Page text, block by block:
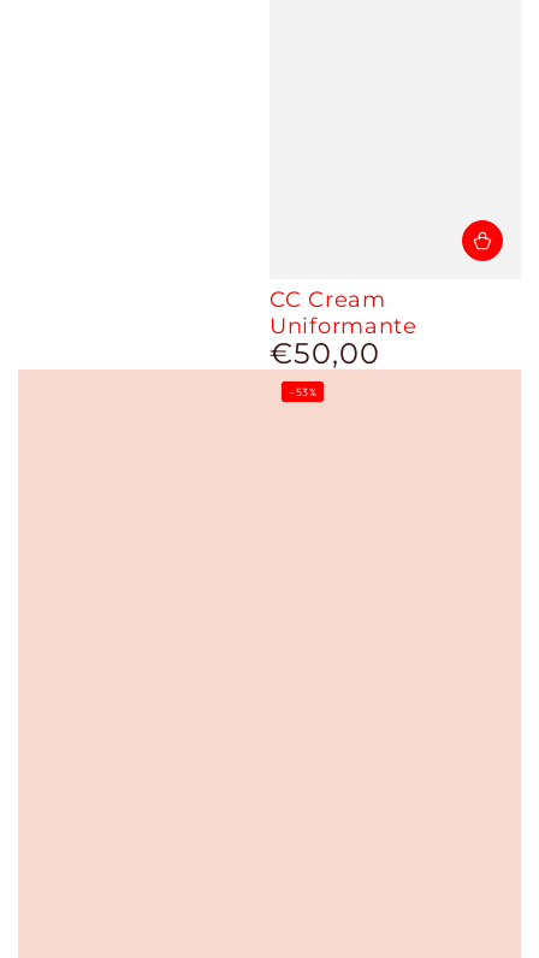
CC Cream
Uniformante
Prezzo
regolare
€50,00
–53%